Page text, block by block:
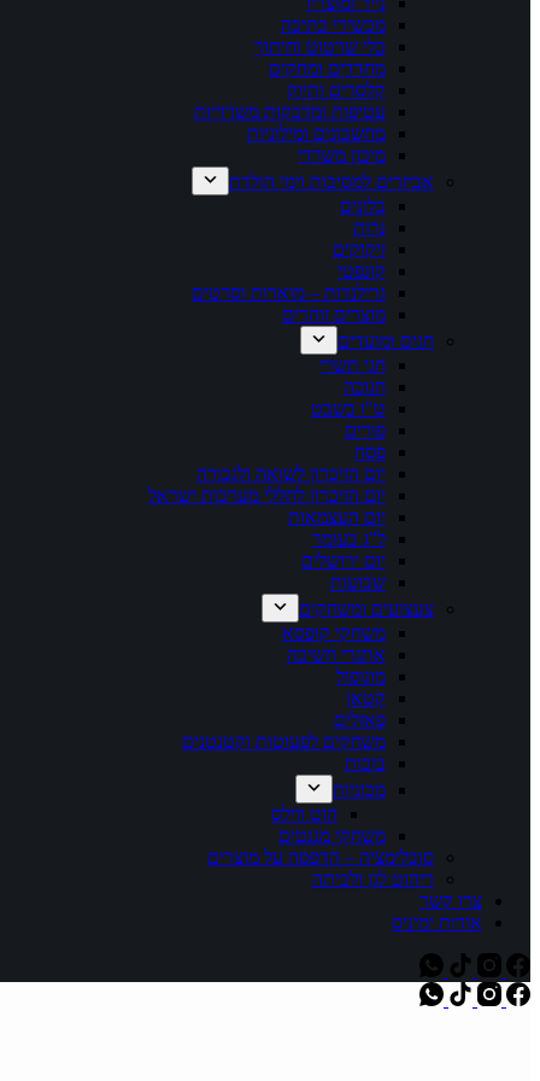
מכשירי כתיבה
כלי שרטוט וחיתוך
מחדדים ומחקים
קלסרים ותיוק
עטיפות ומדבקות משרדיות
מחשבונים ומילוניות
מיכון משרדי
אביזרים למסיבות וימי הולדת
בלונים
נרות
זיקוקים
קונפטי
גרילנדות – מוארות וסרטים
מוצרים זוהרים
חגים ומועדים
חגי תשרי
חנוכה
ט"ו בשבט
פורים
פסח
יום הזיכרון לשואה ולגבורה
יום הזיכרון לחללי מערכות ישראל
יום העצמאות
ל"ג בעומר
יום ירושלים
שבועות
צעצועים ומשחקים
משחקי קופסא
אתגרי חשיבה
מונופול
קטאן
פאזלים
משחקים לפעוטות וקטנטנים
בובות
מכוניות
הוט ווילס
משחקי מגנטים
סובלימציה – הדפסה על מוצרים
ריהוט לגן ולכיתה
צרו קשר
אודות ימיניס